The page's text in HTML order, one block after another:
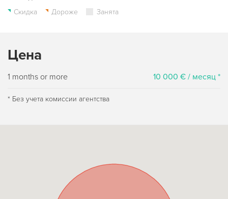
Скидка
Дороже Занята
Цена
1 months or more 10 000 € / месяц *
* Без учета комиссии агентства